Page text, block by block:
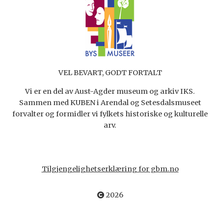
VEL BEVART, GODT FORTALT
Vi er en del av Aust-Agder museum og arkiv IKS.
Sammen med KUBEN i Arendal og Setesdalsmuseet
forvalter og formidler vi fylkets historiske og kulturelle
arv.
Tilgjengelighetserklæring for gbm.no
2026